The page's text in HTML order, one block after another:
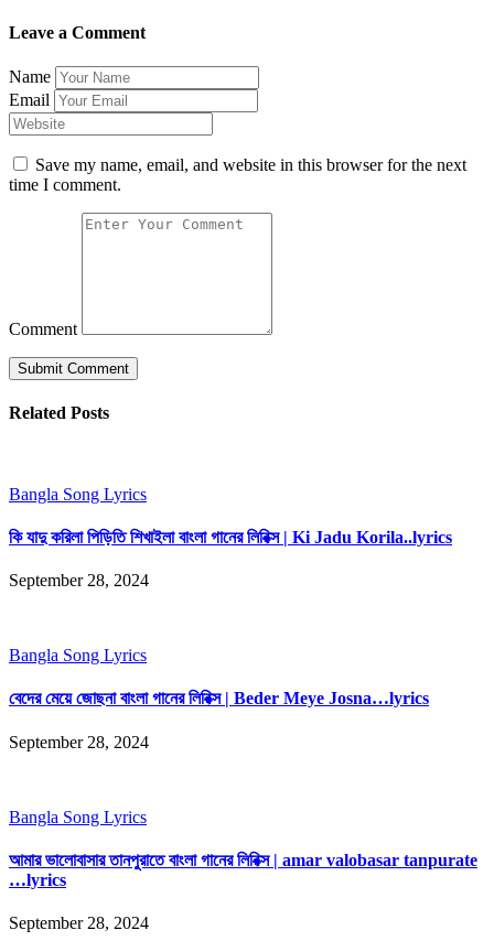
Leave a Comment
Name
Email
Save my name, email, and website in this browser for the next
time I comment.
Comment
Related Posts
Bangla Song Lyrics
কি যাদু করিলা পিড়িতি শিখাইলা বাংলা গানের লিরিক্স | Ki Jadu Korila..lyrics
September 28, 2024
Bangla Song Lyrics
বেদের মেয়ে জোছনা বাংলা গানের লিরিক্স | Beder Meye Josna…lyrics
September 28, 2024
Bangla Song Lyrics
আমার ভালোবাসার তানপুরাতে বাংলা গানের লিরিক্স | amar valobasar tanpurate
…lyrics
September 28, 2024